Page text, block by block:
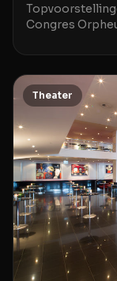
Congres
waar mod
Theater